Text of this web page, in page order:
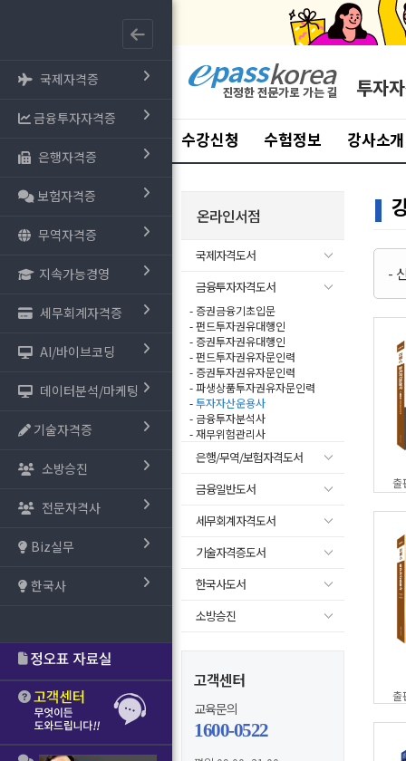
국제자격증
금융투자자격증
은행자격증
보험자격증
무역자격증
지속가능경영
세무회계자격증
AI/바이브코딩
데이터분석/마케팅
기술자격증
소방승진
전문자격사
Biz실무
한국사
투자
수강신청 수험정보 강사소개
온라인서점
국제자격도서
금융투자자격도서
- 증권금융기초입문
- 펀드투자권유대행인
- 증권투자권유대행인
- 펀드투자권유자문인력
- 증권투자권유자문인력
- 파생상품투자권유자문인력
-투자자산운용사
- 금융투자분석사
- 재무위험관리사
은행/무역/보험자격도서
금융일반도서
세무회계자격도서
기술자격증도서
한국사도서
소방승진
고객센터
교육문의
1600-0522
-
출
출